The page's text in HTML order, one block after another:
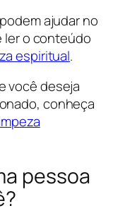
ajudar no
ler o conteúdo
espiritual.
você deseja
conheça
pessoa